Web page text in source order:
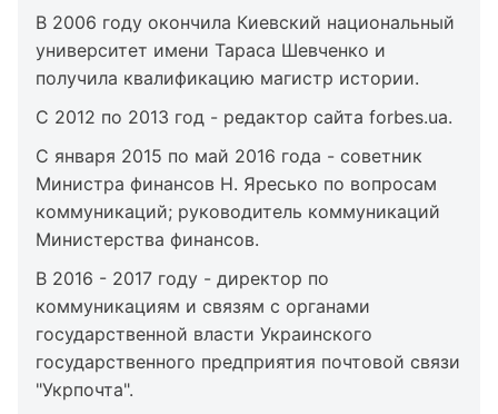
В 2006 году окончила Киевский национальный
университет имени Тараса Шевченко и
получила квалификацию магистр истории.
С 2012 по 2013 год - редактор сайта forbes.ua.
С января 2015 по май 2016 года - советник
Министра финансов Н. Яресько по вопросам
коммуникаций; руководитель коммуникаций
Министерства финансов.
В 2016 - 2017 году - директор по
коммуникациям и связям с органами
государственной власти Украинского
государственного предприятия почтовой связи
"Укрпочта".